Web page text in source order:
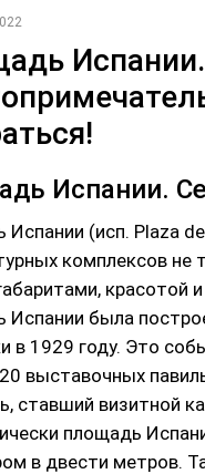
Испании.
(исп. Plaza
комплексов не
красотой
Испании была
в 1929 году. Это
выставочных
ставший визитной
площадь
в двести метров.